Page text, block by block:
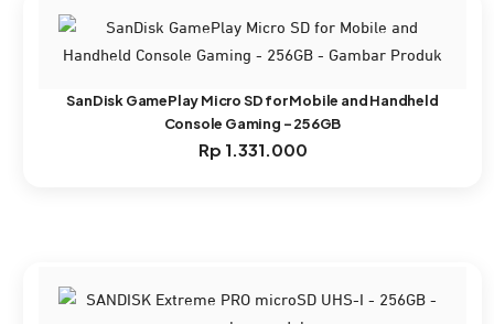
SanDisk GamePlay Micro SD for Mobile and Handheld
Console Gaming – 256GB
Rp 1.331.000